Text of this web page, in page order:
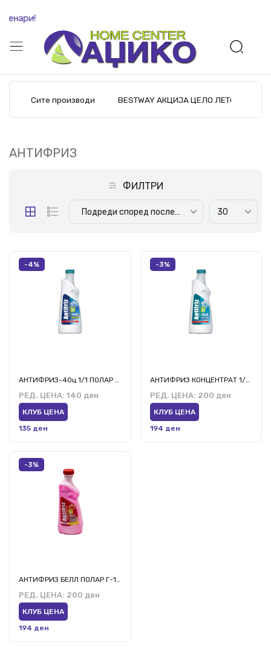
Сите производи BESTWAY АКЦИЈА ЦЕЛО ЛЕТО
АНТИФРИЗ
ФИЛТРИ
Подреди според последните производи 30
-4%
РЕД. ЦЕНА: 140 ден
КЛУБ ЦЕНА
135 ден
-3%
АНТИФРИЗ КОНЦЕНТРАТ 1/1 ПОЛАР БЕЛЛ-100
РЕД. ЦЕНА: 200 ден
КЛУБ ЦЕНА
194 ден
-3%
АНТИФРИЗ БЕЛЛ ПОЛАР Г-12 ЛОНГ ЛИФЕ-100
РЕД. ЦЕНА: 200 ден
КЛУБ ЦЕНА
194 ден